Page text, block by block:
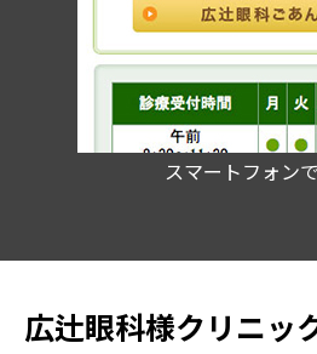
スマートフォン
広辻眼科様クリニッ